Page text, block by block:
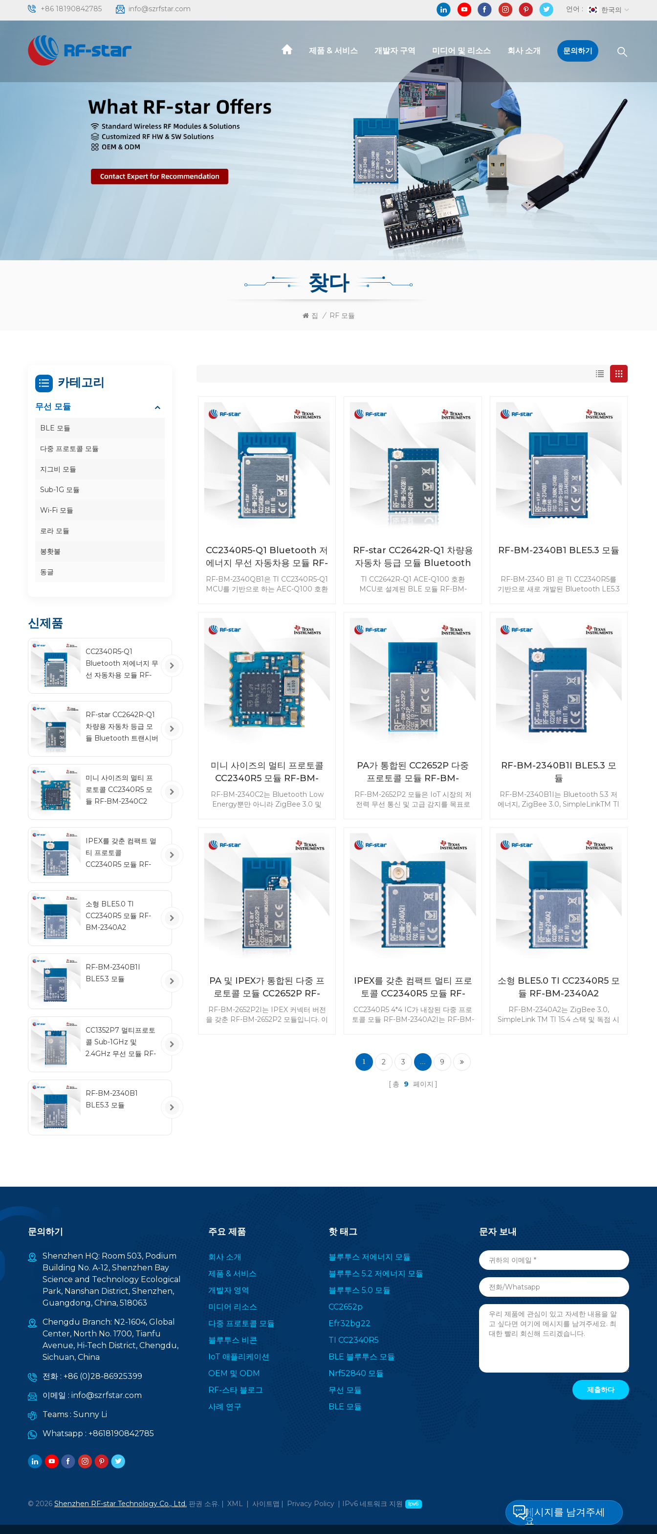
+86 18190842785 info@szrfstar.com 언어 : 한국의
제품 & 서비스 개발자 구역 미디어 및 리소스 회사 소개 문의하기
찾다
집 / RF 모듈
CC2340R5-Q1 Bluetooth 저
에너지 무선 자동차용 모듈 RF-
BM-2340QB1
RF-BM-2340QB1은 TI CC2340R5-Q1
MCU를 기반으로 하는 AEC-Q100 호환
Bluetooth® 5 기능, Bluetooth® 5.3
소프트웨어 프로토콜 스택, 탁월한 무선
감도 및 견고성을 갖춘 효율적인 고성능
자동차 솔루션입니다.
RF-star CC2642R-Q1 차량용
자동차 등급 모듈 Bluetooth
트랜시버
TI CC2642R-Q1 ACE-Q100 호환
MCU로 설계된 BLE 모듈 RF-BM-
위한 낮은 전력 소비, 탁월한 무선 감도
및 견고성을 제공합니다. 및 배터리 관리
RF-BM-2340B1 BLE5.3 모듈
RF-BM-2340 B1 은 TI CC2340R5를
기반으로 새로 개발된 Bluetooth LE5.3
3.0을 지원하므로 다양한 시나리오에서
미니 사이즈의 멀티 프로토콜
CC2340R5 모듈 RF-BM-
2340C2
RF-BM-2340C2는 Bluetooth Low
Energy뿐만 아니라 ZigBee 3.0 및
CC2340R5 모듈은 설계되었습니다. 광
범위한 응용 분야의 요구를 충족합니다.
귀하의 프로젝트에 맞게 RF-BM-
2340C2 CC2340R5 다중 프로토콜 모
듈을 선택하십시오.
PA가 통합된 CC2652P 다중
프로토콜 모듈 RF-BM-
2652P2
RF-BM-2652P2 모듈은 IoT 시장의 저
전력 무선 통신 및 고급 감지를 목표로
(6LoWPAN) 및 TI 15.4 스택(2.4GHz)
을 포함한 독점 기능과 DMM을 통한 동
시 다중 프로토콜을 지원합니다. ) 운전
사. RF-BM-2652P2는 게이트웨이 애플
리케이션에 사용되는 가장 널리 사용되
는 다중 프로토콜 모듈입니다.
RF-BM-2340B1I BLE5.3 모
듈
RF-BM-2340B1I는 Bluetooth 5.3 저
에너지, ZigBee 3.0, SimpleLinkTM TI
반으로 하는 다중 프로토콜 모듈로 설계
PA 및 IPEX가 통합된 다중 프
로토콜 모듈 CC2652P RF-
BM-2652P2I
RF-BM-2652P2I는 IPEX 커넥터 버전
을 갖춘 RF-BM-2652P2 모듈입니다. 이
IPEX를 갖춘 컴팩트 멀티 프로
토콜 CC2340R5 모듈 RF-
BM-2340A2I
CC2340R5 4*4 IC가 내장된 다중 프로
토콜 모듈 RF-BM-2340A2I는 RF-BM-
범위 요구 사항을 충족합니다. 프로젝트.
CC2340R5 모듈에 대한 자세한 내용을
일을 보내세요.
소형 BLE5.0 TI CC2340R5 모
듈 RF-BM-2340A2
RF-BM-2340A2는 ZigBee 3.0,
SimpleLink TM TI 15.4 스택 및 독점 시
1 2 3 ... 9
총 9 페이지
카테고리
무선 모듈
BLE 모듈
다중 프로토콜 모듈
지그비 모듈
Sub-1G 모듈
Wi-Fi 모듈
로라 모듈
봉홧불
동글
신제품
CC2340R5-Q1
Bluetooth 저에너지 무
선 자동차용 모듈 RF-
RF-star CC2642R-Q1
차량용 자동차 등급 모
듈 Bluetooth 트랜시버
미니 사이즈의 멀티 프
로토콜 CC2340R5 모
듈 RF-BM-2340C2
IPEX를 갖춘 컴팩트 멀
티 프로토콜
CC2340R5 모듈 RF-
소형 BLE5.0 TI
CC2340R5 모듈 RF-
BM-2340A2
RF-BM-2340B1I
BLE5.3 모듈
CC1352P7 멀티프로토
콜 Sub-1GHz 및
2.4GHz 무선 모듈 RF-
RF-BM-2340B1
BLE5.3 모듈
문의하기
Shenzhen HQ: Room 503, Podium
Building No. A-12, Shenzhen Bay
Science and Technology Ecological
Park, Nanshan District, Shenzhen,
Guangdong, China, 518063
Chengdu Branch: N2-1604, Global
Center, North No. 1700, Tianfu
Avenue, Hi-Tech District, Chengdu,
Sichuan, China
전화 : +86 (0)28-86925399
이메일 : info@szrfstar.com
Teams : Sunny Li
Whatsapp : +8618190842785
주요 제품
회사 소개
제품 & 서비스
개발자 영역
미디어 리소스
다중 프로토콜 모듈
블루투스 비콘
IoT 애플리케이션
OEM 및 ODM
RF-스타 블로그
사례 연구
핫 태그
블루투스 저에너지 모듈
블루투스 5.2 저에너지 모듈
블루투스 5.0 모듈
CC2652p
Efr32bg22
TI CC2340R5
BLE 블루투스 모듈
Nrf52840 모듈
무선 모듈
BLE 모듈
문자 보내
© 2026 Shenzhen RF-star Technology Co., Ltd. 판권 소유. | XML | 사이트맵 | Privacy Policy | IPv6 네트워크 지원
메시지를 남겨주세
요